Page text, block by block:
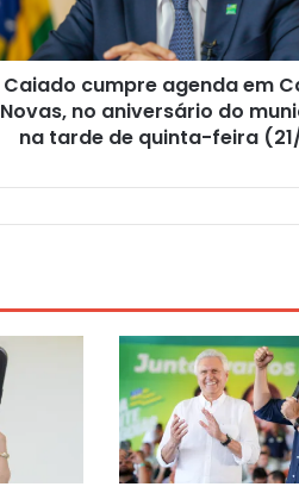
Caiado cumpre agenda em
Novas, no aniversário do
na tarde de quinta-feira